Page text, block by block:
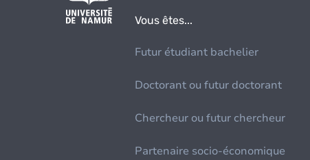
Vous êtes...
Futur étudiant bachelier
Doctorant ou futur doctorant
Chercheur ou futur chercheur
Partenaire socio-économique